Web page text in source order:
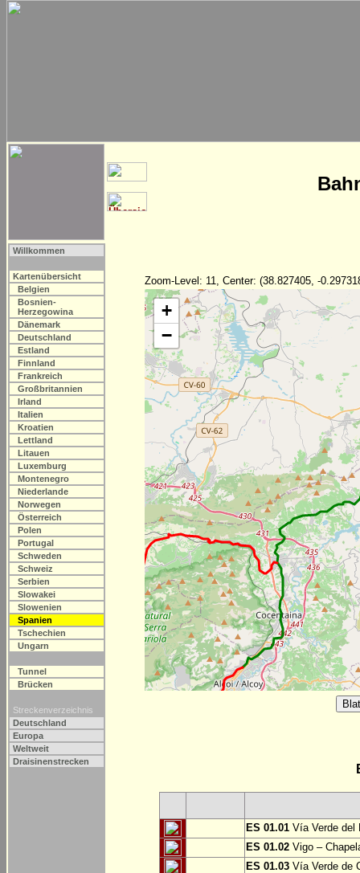
Willkommen
Kartenübersicht
Belgien
Bosnien-
Herzegowina
Dänemark
Deutschland
Estland
Finnland
Frankreich
Großbritannien
Irland
Italien
Kroatien
Lettland
Litauen
Luxemburg
Montenegro
Niederlande
Norwegen
Österreich
Polen
Portugal
Schweden
Schweiz
Serbien
Slowakei
Slowenien
Spanien
Tschechien
Ungarn
Tunnel
Brücken
Streckenverzeichnis
Deutschland
Europa
Weltweit
Draisinenstrecken
Zoom-Level: 11, Center: (38.827405, -
+
−
ES 01.01 Vía Verde del
ES 01.02 Vigo –
ES 01.03 Vía Verde de